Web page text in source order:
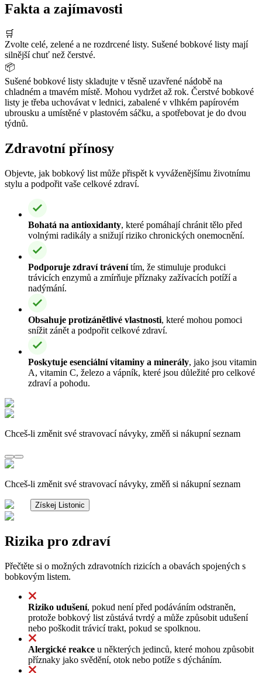
Fakta a zajímavosti
🛒
Zvolte celé, zelené a ne rozdrcené listy. Sušené bobkové listy mají
silnější chuť než čerstvé.
📦
Sušené bobkové listy skladujte v těsně uzavřené nádobě na
chladném a tmavém místě. Mohou vydržet až rok. Čerstvé bobkové
listy je třeba uchovávat v lednici, zabalené v vlhkém papírovém
ubrousku a umístěné v plastovém sáčku, a spotřebovat je do dvou
týdnů.
Zdravotní přínosy
Objevte, jak bobkový list může přispět k vyváženějšímu životnímu
stylu a podpořit vaše celkové zdraví.
Bohatá na antioxidanty, které pomáhají chránit tělo před
volnými radikály a snižují riziko chronických onemocnění.
Podporuje zdraví trávenítím, že stimuluje produkci
trávicích enzymů a zmírňuje příznaky zažívacích potíží a
nadýmání.
Obsahuje protizánětlivé vlastnosti, které mohou pomoci
snížit zánět a podpořit celkové zdraví.
Poskytuje esenciální vitaminy a minerály, jako jsou vitamin
A, vitamin C, železo a vápník, které jsou důležité pro celkové
zdraví a pohodu.
Chceš-li změnit své stravovací návyky, změň si nákupní seznam
Chceš-li změnit své stravovací návyky, změň si nákupní seznam
Získej Listonic
Rizika pro zdraví
Přečtěte si o možných zdravotních rizicích a obavách spojených s
bobkovým listem.
Riziko udušení, pokud není před podáváním odstraněn,
protože bobkový list zůstává tvrdý a může způsobit udušení
nebo poškodit trávicí trakt, pokud se spolknou.
Alergické reakce u některých jedinců, které mohou způsobit
příznaky jako svědění, otok nebo potíže s dýcháním.